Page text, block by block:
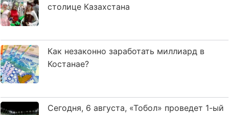
столице Казахстана
Как незаконно заработать миллиард в
Костанае?
Сегодня, 6 августа, «Тобол» проведет 1-ый